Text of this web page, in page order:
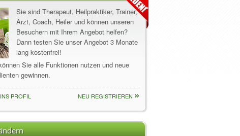
Sie sind Therapeut, Heilpraktiker, Trainer,
Arzt, Coach, Heiler und können unseren
Besuchern mit Ihrem Angebot helfen?
Dann testen Sie unser Angebot 3 Monate
lang kostenfrei!
Sie alle Funktionen nutzen und neue
gewinnen.
PROFIL NEU REGISTRIEREN